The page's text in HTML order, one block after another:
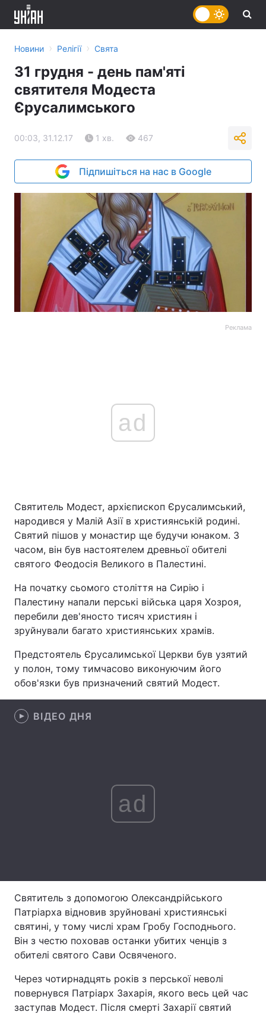
Головна Війна
Україна
Економіка Світ
Спорт Наука
Техно і зв'язок Лайт
Зброя
Регіони
Інтерв'ю Думки
Архів Вакансії
Контакти
Послуги
Новини › Релігії › Свята
31 грудня - день пам'яті
святителя Модеста
Єрусалимського
00:03, 31.12.17 1 хв. 467
Підпишіться на нас в Google
Реклама
ad
Святитель Модест, архієпископ Єрусалимський,
народився у Малій Азії в християнській родині.
Святий пішов у монастир ще будучи юнаком. З
часом, він був настоятелем древньої обителі
святого Феодосія Великого в Палестині.
На початку сьомого століття на Сирію і
Палестину напали перські війська царя Хозроя,
перебили дев'яносто тисяч християн і
зруйнували багато християнських храмів.
Предстоятель Єрусалимської Церкви був узятий
у полон, тому тимчасово виконуючим його
обов'язки був призначений святий Модест.
ВІДЕО ДНЯ
ad
Святитель з допомогою Олександрійського
Патріарха відновив зруйновані християнські
святині, у тому числі храм Гробу Господнього.
Він з честю поховав останки убитих ченців з
обителі святого Сави Освяченого.
Через чотирнадцять років з перської неволі
повернувся Патріарх Захарія, якого весь цей час
заступав Модест. Після смерті Захарії святий